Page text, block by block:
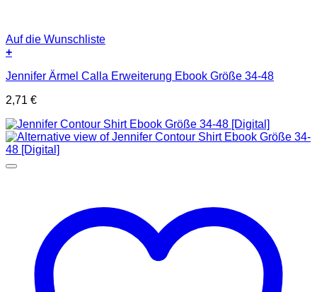
Auf die Wunschliste
+
Jennifer Ärmel Calla Erweiterung Ebook Größe 34-48
2,71 €